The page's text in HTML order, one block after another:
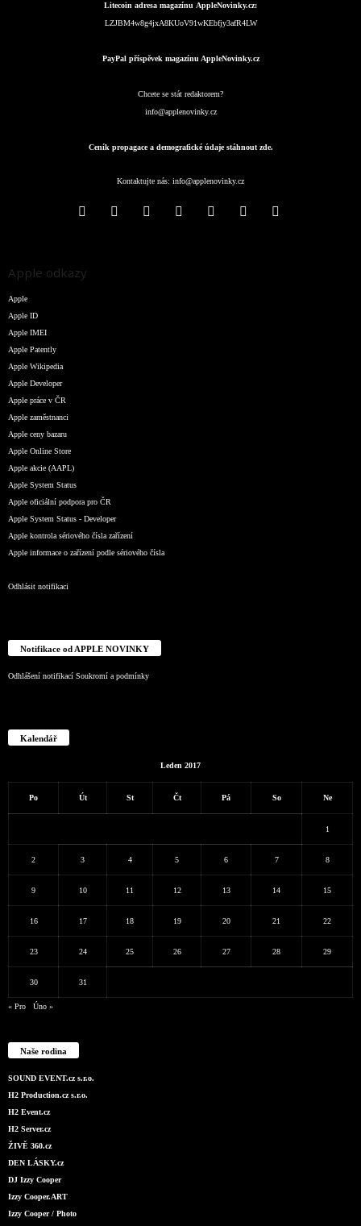
Litecoin adresa magazínu AppleNovinky.cz:
LZJBM4w8g4jxA8KUoV91wKEbfjy3afR4LW
PayPal příspěvek magazínu AppleNovinky.cz
Chcete se stát redaktorem?
info@applenovinky.cz
Ceník propagace a demografické údaje stáhnout zde.
Kontaktujte nás: info@applenovinky.cz
Apple odkazy
Apple
Apple ID
Apple IMEI
Apple Patently
Apple Wikipedia
Apple Developer
Apple práce v ČR
Apple zaměstnanci
Apple ceny bazaru
Apple Online Store
Apple akcie (AAPL)
Apple System Status
Apple oficiální podpora pro ČR
Apple System Status - Developer
Apple kontrola sériového čísla zařízení
Apple informace o zařízení podle sériového čísla
Odhlásit notifikaci
Notifikace od APPLE NOVINKY
Odhlášení notifikací Soukromí a podmínky
Kalendář
Leden 2017
Po Út St Čt Pá So Ne
1
2 3 4 5 6 7 8
9 10 11 12 13 14 15
16 17 18 19 20 21 22
23 24 25 26 27 28 29
30 31
« Pro Úno »
Naše rodina
SOUND EVENT.cz s.r.o.
H2 Production.cz s.r.o.
H2 Event.cz
H2 Server.cz
ŽIVĚ 360.cz
DEN LÁSKY.cz
DJ Izzy Cooper
Izzy Cooper.ART
Izzy Cooper / Photo